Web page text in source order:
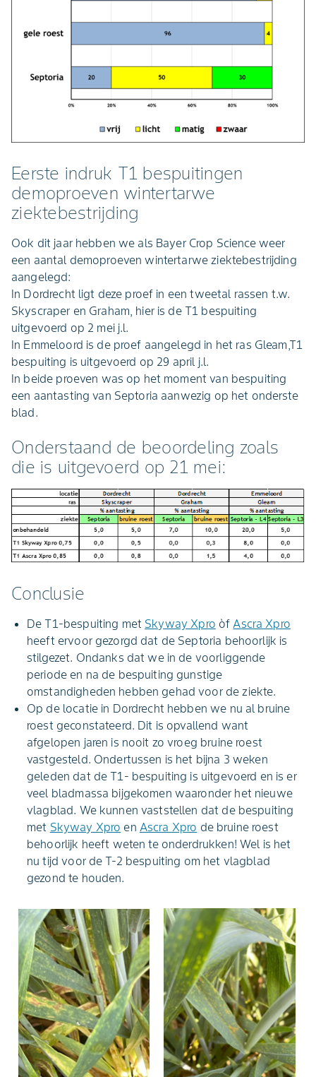
Eerste indruk T1 bespuitingen
demoproeven wintertarwe
ziektebestrijding
Ook dit jaar hebben we als Bayer Crop Science weer
een aantal demoproeven wintertarwe ziektebestrijding
aangelegd:
In Dordrecht ligt deze proef in een tweetal rassen t.w.
Skyscraper en Graham, hier is de T1 bespuiting
uitgevoerd op 2 mei j.l.
In Emmeloord is de proef aangelegd in het ras Gleam,T1
bespuiting is uitgevoerd op 29 april j.l.
In beide proeven was op het moment van bespuiting
een aantasting van Septoria aanwezig op het onderste
blad.
Onderstaand de beoordeling zoals
die is uitgevoerd op 21 mei:
Conclusie
De T1-bespuiting met Skyway Xpro òfAscra Xpro
heeft ervoor gezorgd dat de Septoria behoorlijk is
stilgezet. Ondanks dat we in de voorliggende
periode en na de bespuiting gunstige
omstandigheden hebben gehad voor de ziekte.
Op de locatie in Dordrecht hebben we nu al bruine
roest geconstateerd. Dit is opvallend want
afgelopen jaren is nooit zo vroeg bruine roest
vastgesteld. Ondertussen is het bijna 3 weken
geleden dat de T1- bespuiting is uitgevoerd en is er
veel bladmassa bijgekomen waaronder het nieuwe
vlagblad. We kunnen vaststellen dat de bespuiting
met Skyway Xpro en Ascra Xpro de bruine roest
behoorlijk heeft weten te onderdrukken! Wel is het
nu tijd voor de T-2 bespuiting om het vlagblad
gezond te houden.